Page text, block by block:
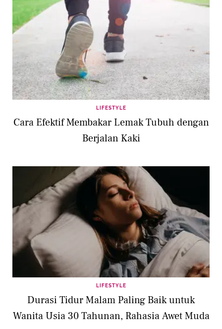
LIFESTYLE
Cara Efektif Membakar Lemak Tubuh dengan
Berjalan Kaki
LIFESTYLE
Durasi Tidur Malam Paling Baik untuk
Wanita Usia 30 Tahunan, Rahasia Awet Muda